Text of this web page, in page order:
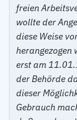
freien
wollte der
diese Weise
herangezogen
erst am
der Behörde
dieser
Gebrauch